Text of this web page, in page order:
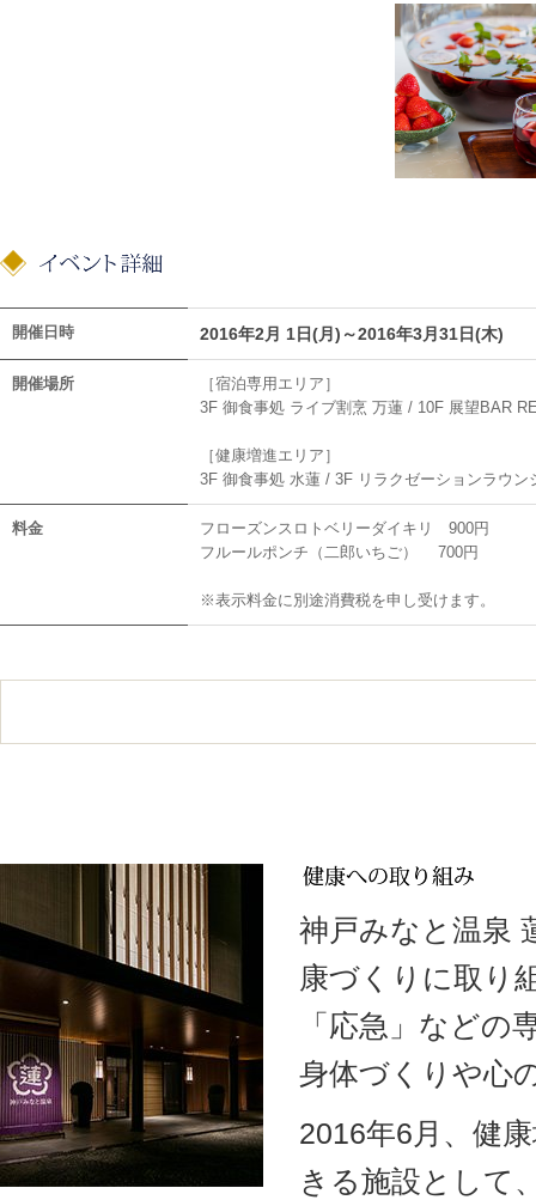
開催日時 2016年2月 1日(月)～2016年3月31日(木)
開催場所
［宿泊専用エリア］
3F 御食事処 ライブ割烹 万蓮 / 10F 展望BAR
［健康増進エリア］
3F 御食事処 水蓮 / 3F リラクゼーションラウン
料金
フローズンスロトベリーダイキリ 900円
フルールポンチ（二郎いちご） 700円
※表示料金に別途消費税を申し受けます。
神戸みなと温泉
康づくりに取り
「応急」など
身体づくりや心
2016年6月、健
きる施設として